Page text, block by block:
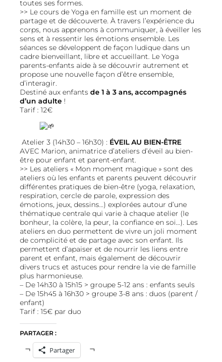
toutes ses formes.
>> Le cours de Yoga en famille est un moment de
partage et de découverte. À travers l’expérience du
corps, nous apprenons à communiquer, à éveiller les
sens et à ressentir les émotions ensemble. Les
séances se développent de façon ludique dans un
cadre bienveillant, libre et accueillant. Le Yoga
parents-enfants aide à se découvrir autrement et
propose une nouvelle façon d’être ensemble,
d’interagir.
Destiné aux enfants de 1 à 3 ans, accompagnés
d’un adulte !
Tarif : 12€
Atelier 3 (14h30 – 16h30) : ÉVEIL AU BIEN-ÊTRE
AVEC Marion, animatrice d’ateliers d’éveil au bien-
être pour enfant et parent-enfant.
>> Les ateliers « Mon moment magique » sont des
ateliers où les enfants et parents peuvent découvrir
différentes pratiques de bien-être (yoga, relaxation,
respiration, cercle de parole, expression des
émotions, jeux, dessins…) explorées autour d’une
thématique centrale qui varie à chaque atelier (le
bonheur, la colère, la peur, la confiance en soi…). Les
ateliers en duo permettent de vivre un joli moment
de complicité et de partage avec son enfant. Ils
permettent d’apaiser et de nourrir les liens entre
parent et enfant, mais également de découvrir
divers trucs et astuces pour rendre la vie de famille
plus harmonieuse.
– De 14h30 à 15h15 > groupe 5-12 ans : enfants seuls
– De 15h45 à 16h30 > groupe 3-8 ans : duos (parent /
enfant)
Tarif : 15€ par duo
PARTAGER :
Partager